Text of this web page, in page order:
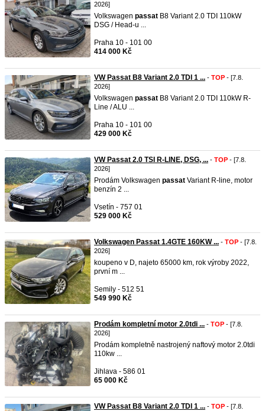
2026]
Volkswagen passat B8 Variant 2.0 TDI 110kW
DSG / Head-u ...
Praha 10 - 101 00
414 000 Kč
VW Passat B8 Variant 2.0 TDI 1 ... - TOP - [7.8.
2026]
Volkswagen passat B8 Variant 2.0 TDI 110kW R-
Line / ALU ...
Praha 10 - 101 00
429 000 Kč
VW Passat 2.0 TSI R-LINE, DSG, ... - TOP - [7.8.
2026]
Prodám Volkswagen passat Variant R-line, motor
benzín 2 ...
Vsetín - 757 01
529 000 Kč
Volkswagen Passat 1.4GTE 160KW ... - TOP - [7.8.
2026]
koupeno v D,​ najeto 65000 km, rok výroby 2022,
první m ...
Semily - 512 51
549 990 Kč
Prodám kompletní motor 2.0tdi ... - TOP - [7.8.
2026]
Prodám kompletně nastrojený naftový motor 2.0tdi
110kw ...
Jihlava - 586 01
65 000 Kč
VW Passat B8 Variant 2.0 TDI 1 ... - TOP - [7.8.